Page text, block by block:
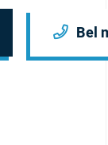
Bel